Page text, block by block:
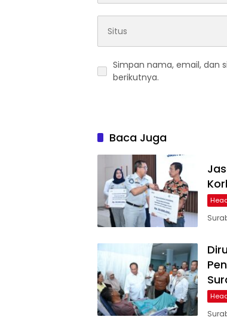
Simpan nama, email, dan
berikutnya.
Baca Juga